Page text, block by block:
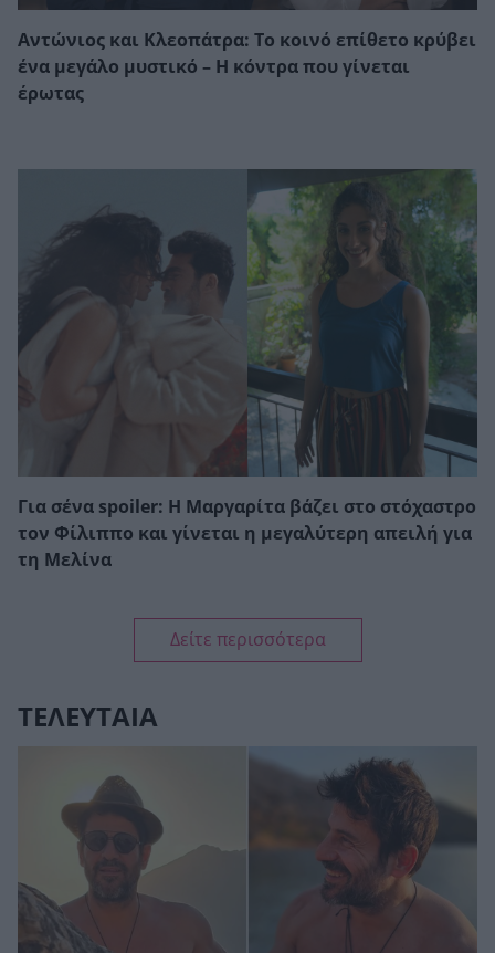
Αντώνιος και Κλεοπάτρα: Το κοινό επίθετο κρύβει
ένα μεγάλο μυστικό – Η κόντρα που γίνεται
έρωτας
Για σένα spoiler: Η Μαργαρίτα βάζει στο στόχαστρο
τον Φίλιππο και γίνεται η μεγαλύτερη απειλή για
τη Μελίνα
Δείτε περισσότερα
ΤΕΛΕΥΤΑΙΑ